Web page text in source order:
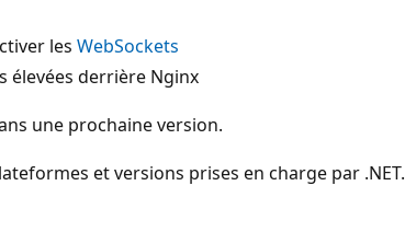
les WebSockets
élevées derrière Nginx
une prochaine version.
et versions prises en charge par .NET.